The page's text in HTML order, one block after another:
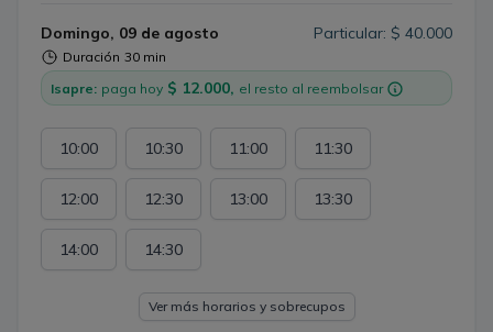
Domingo, 09 de agosto
Duración 30 min
Particular: $ 40.000
Isapre: paga hoy $ 12.000, el resto al reembolsar
10:00 10:30 11:00 11:30
12:00 12:30 13:00 13:30
14:00 14:30
Ver más horarios y sobrecupos